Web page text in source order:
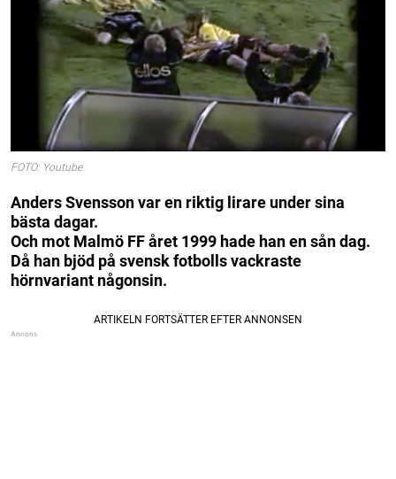
FOTO: Youtube
Anders Svensson var en riktig lirare under sina
bästa dagar.
Och mot Malmö FF året 1999 hade han en sån dag.
Då han bjöd på svensk fotbolls vackraste
hörnvariant någonsin.